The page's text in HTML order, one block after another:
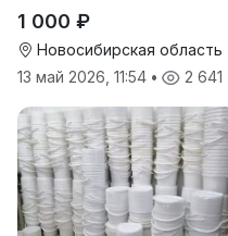
1 000 ₽
Новосибирская область
13 май 2026, 11:54 • 2 641